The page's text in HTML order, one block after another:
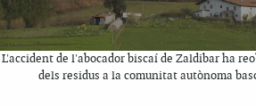
L'accident de l'abocador biscaí de Zaldibar ha
dels residus a la comunitat autònoma